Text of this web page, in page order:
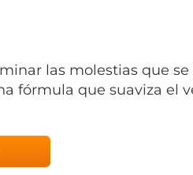
las molestias que
fórmula que suaviza el